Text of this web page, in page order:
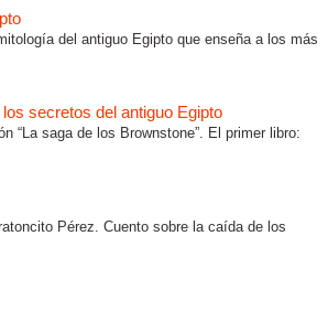
del antiguo Egipto que enseña a los más
secretos del antiguo Egipto
“La saga de los Brownstone”. El primer libro:
Pérez. Cuento sobre la caída de los